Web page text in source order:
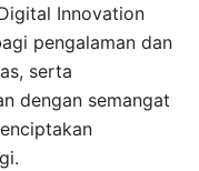
Innovation
pengalaman dan
serta
dengan semangat